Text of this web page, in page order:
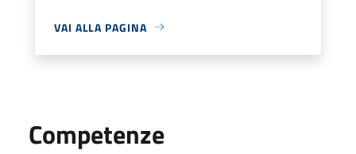
VAI ALLA PAGINA
Competenze